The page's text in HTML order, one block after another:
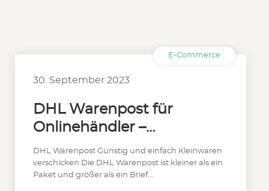
E-Commerce
30. September 2023
DHL Warenpost für
Onlinehändler –
Kleinwaren günstig
verschicken
DHL Warenpost Günstig und einfach Kleinwaren
verschicken Die DHL Warenpost ist kleiner als ein
Paket und größer als ein Brief.…